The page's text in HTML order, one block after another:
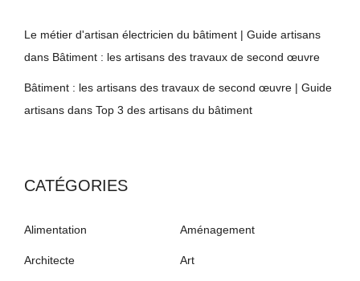
Le métier d'artisan électricien du bâtiment | Guide artisans
dans Bâtiment : les artisans des travaux de second œuvre
Bâtiment : les artisans des travaux de second œuvre | Guide
artisans dans Top 3 des artisans du bâtiment
CATÉGORIES
Alimentation Aménagement
Architecte Art